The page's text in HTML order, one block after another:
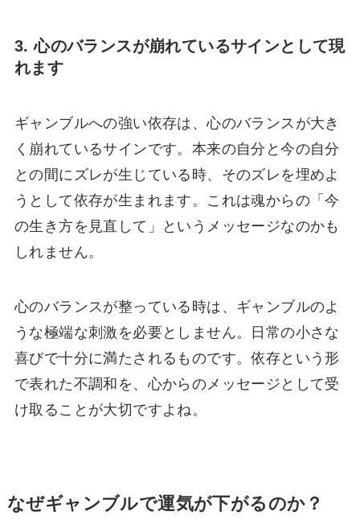
3. 心のバランスが崩れているサインとして現
れます
ギャンブルへの強い依存は、心のバランスが大き
く崩れているサインです。本来の自分と今の自分
との間にズレが生じている時、そのズレを埋めよ
うとして依存が生まれます。これは魂からの「今
の生き方を見直して」というメッセージなのかも
しれません。
心のバランスが整っている時は、ギャンブルのよ
うな極端な刺激を必要としません。日常の小さな
喜びで十分に満たされるものです。依存という形
で表れた不調和を、心からのメッセージとして受
け取ることが大切ですよね。
なぜギャンブルで運気が下がるのか？